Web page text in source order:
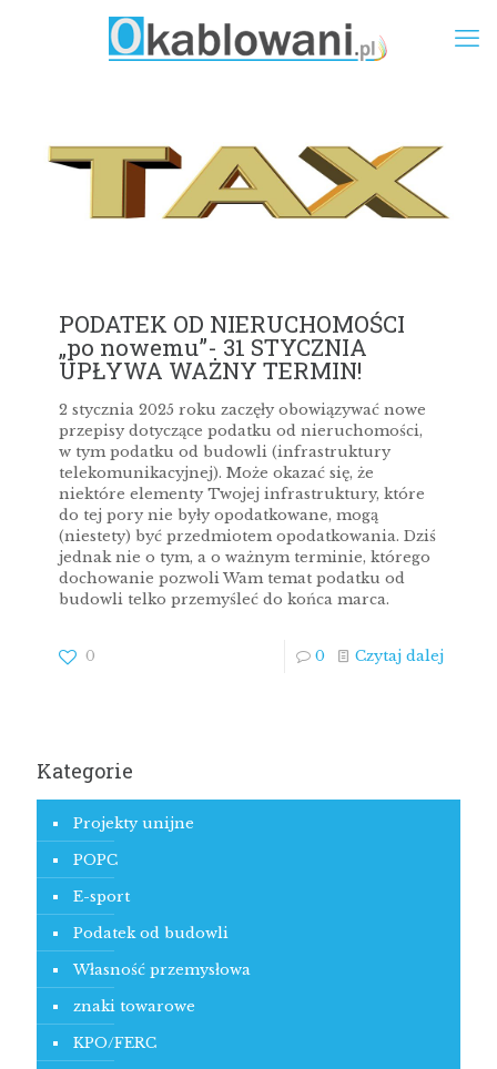
PODATEK OD NIERUCHOMOŚCI
„po nowemu”- 31 STYCZNIA
UPŁYWA WAŻNY TERMIN!
2 stycznia 2025 roku zaczęły obowiązywać nowe
przepisy dotyczące podatku od nieruchomości,
w tym podatku od budowli (infrastruktury
telekomunikacyjnej). Może okazać się, że
niektóre elementy Twojej infrastruktury, które
do tej pory nie były opodatkowane, mogą
(niestety) być przedmiotem opodatkowania. Dziś
jednak nie o tym, a o ważnym terminie, którego
dochowanie pozwoli Wam temat podatku od
budowli telko przemyśleć do końca marca.
0 0 Czytaj dalej
Kategorie
Projekty unijne
POPC
E-sport
Podatek od budowli
Własność przemysłowa
znaki towarowe
KPO/FERC